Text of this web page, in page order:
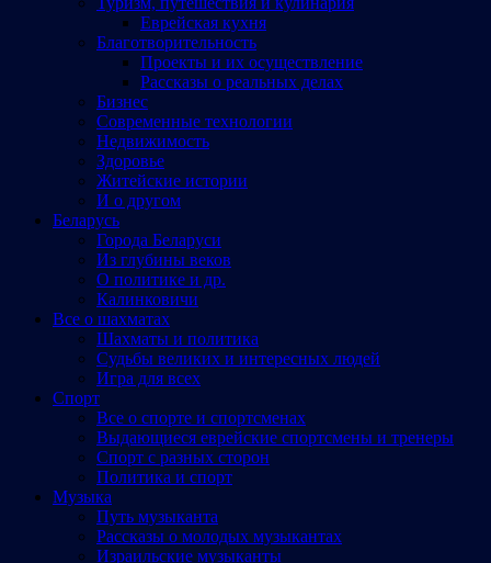
Еврейская кухня
Благотворительность
Проекты и их осуществление
Рассказы о реальных делах
Бизнес
Современные технологии
Недвижимость
Здоровье
Житейские истории
И о другом
Беларусь
Города Беларуси
Из глубины веков
О политике и др.
Калинковичи
Все о шахматах
Шахматы и политика
Судьбы великих и интересных людей
Игра для всех
Спорт
Все о спорте и спортсменах
Выдающиеся еврейские спортсмены и тренеры
Спорт с разных сторон
Политика и спорт
Музыка
Путь музыканта
Рассказы о молодых музыкантах
Израильские музыканты